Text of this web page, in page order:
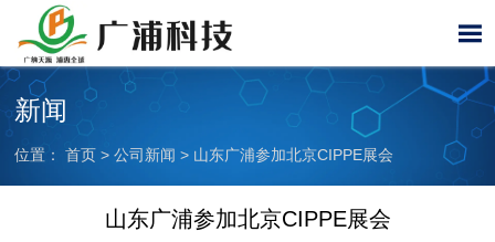

新闻
位置：首页 >公司新闻 > 山东广浦参加北京CIPPE展会
山东广浦参加北京CIPPE展会